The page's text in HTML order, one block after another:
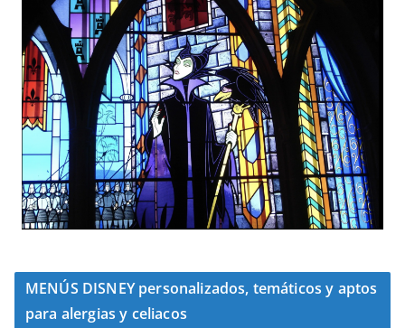
MENÚS DISNEY personalizados, temáticos y aptos
para alergias y celiacos